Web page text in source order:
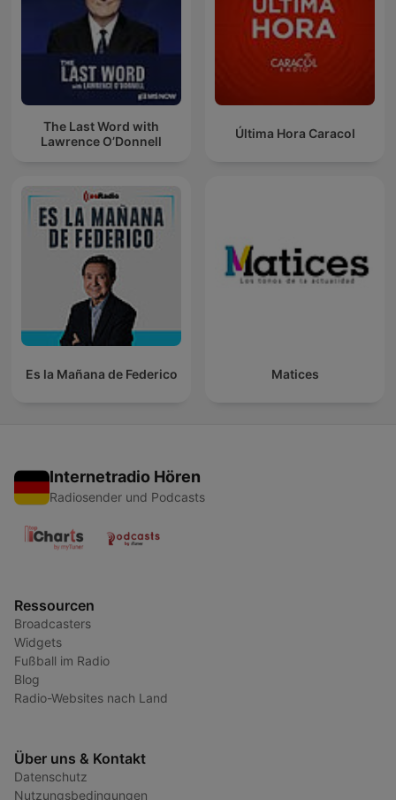
The Last Word with
Lawrence O’Donnell
Última Hora Caracol
Es la Mañana de Federico Matices
Internetradio Hören
Radiosender und Podcasts
Ressourcen
Broadcasters
Widgets
Fußball im Radio
Blog
Radio-Websites nach Land
Über uns & Kontakt
Datenschutz
Nutzungsbedingungen